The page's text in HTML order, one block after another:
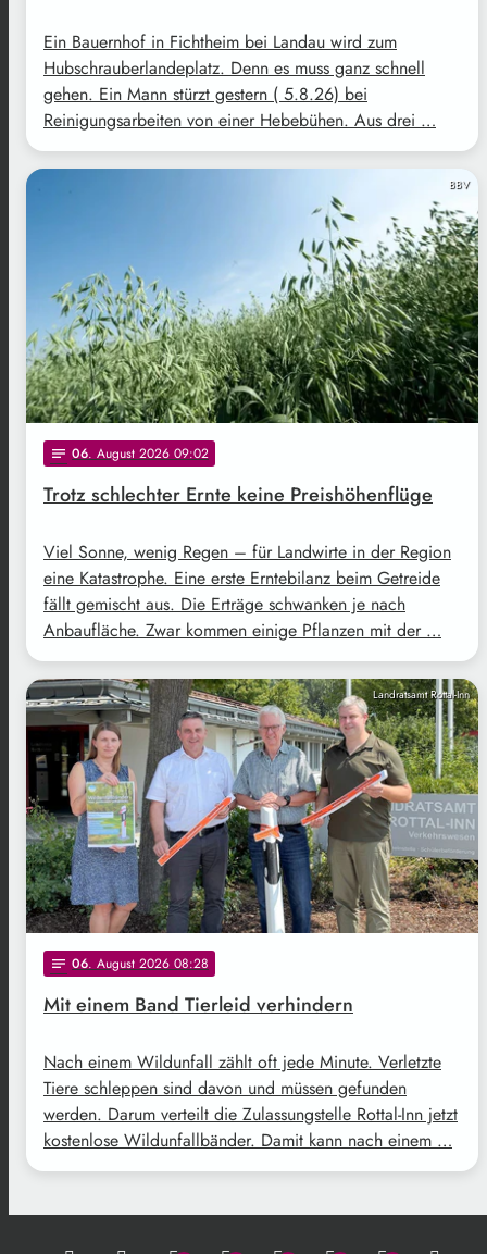
Ein Bauernhof in Fichtheim bei Landau wird zum
Hubschrauberlandeplatz. Denn es muss ganz schnell
gehen. Ein Mann stürzt gestern ( 5.8.26) bei
Reinigungsarbeiten von einer Hebebühen. Aus drei …
BBV
notes 06. August 2026 09:02
Trotz schlechter Ernte keine Preishöhenflüge
Viel Sonne, wenig Regen – für Landwirte in der Region
eine Katastrophe. Eine erste Erntebilanz beim Getreide
fällt gemischt aus. Die Erträge schwanken je nach
Anbaufläche. Zwar kommen einige Pflanzen mit der …
Landratsamt Rottal-Inn
notes 06. August 2026 08:28
Mit einem Band Tierleid verhindern
Nach einem Wildunfall zählt oft jede Minute. Verletzte
Tiere schleppen sind davon und müssen gefunden
werden. Darum verteilt die Zulassungstelle Rottal-Inn jetzt
kostenlose Wildunfallbänder. Damit kann nach einem …